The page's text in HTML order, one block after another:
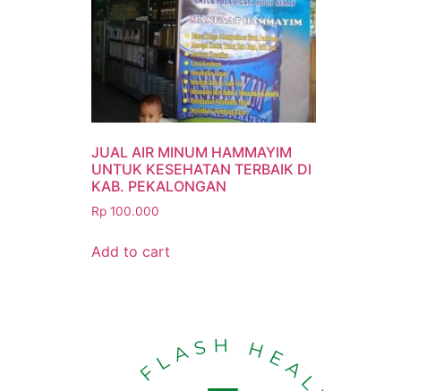
JUAL AIR MINUM HAMMAYIM
UNTUK KESEHATAN TERBAIK DI
KAB. PEKALONGAN
Rp 100.000
Add to cart